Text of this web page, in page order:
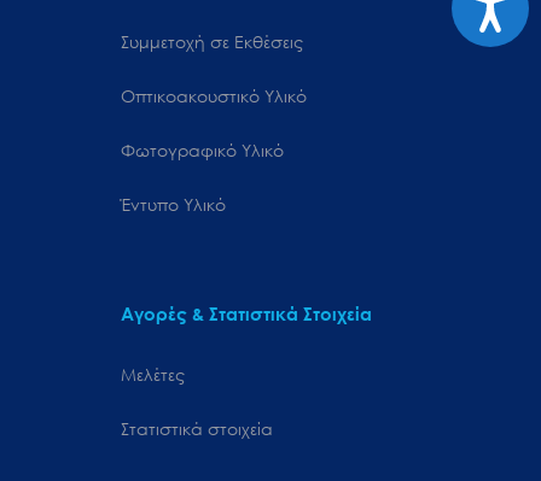
Συμμετοχή σε Εκθέσεις
Οπτικοακουστικό Υλικό
Φωτογραφικό Υλικό
Έντυπο Υλικό
Αγορές & Στατιστικά Στοιχεία
Μελέτες
Στατιστικά στοιχεία